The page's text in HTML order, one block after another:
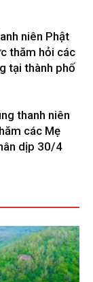
niên Phật
thăm hỏi các
tại thành phố
thanh niên
các Mẹ
dịp 30/4